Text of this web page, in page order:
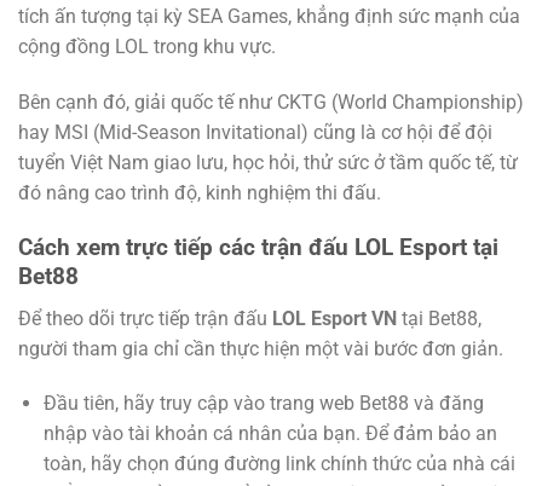
tích ấn tượng tại kỳ SEA Games, khẳng định sức mạnh của
cộng đồng LOL trong khu vực.
Bên cạnh đó, giải quốc tế như CKTG (World Championship)
hay MSI (Mid-Season Invitational) cũng là cơ hội để đội
tuyển Việt Nam giao lưu, học hỏi, thử sức ở tầm quốc tế, từ
đó nâng cao trình độ, kinh nghiệm thi đấu.
Cách xem trực tiếp các trận đấu LOL Esport tại
Bet88
Để theo dõi trực tiếp trận đấu LOL Esport VN tại Bet88,
người tham gia chỉ cần thực hiện một vài bước đơn giản.
Đầu tiên, hãy truy cập vào trang web Bet88 và đăng
nhập vào tài khoản cá nhân của bạn. Để đảm bảo an
toàn, hãy chọn đúng đường link chính thức của nhà cái